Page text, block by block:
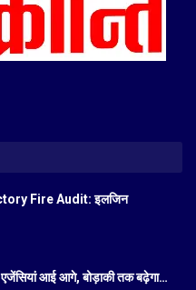
Fire Audit: इलजिन
एजेंसियां आई आगे, बोड़ाकी तक बढ़ेगा…